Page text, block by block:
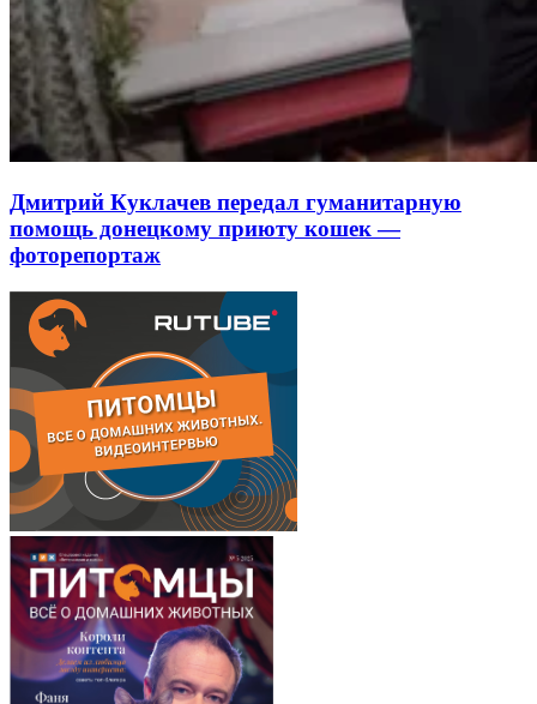
Дмитрий Куклачев передал гуманитарную
помощь донецкому приюту кошек —
фоторепортаж